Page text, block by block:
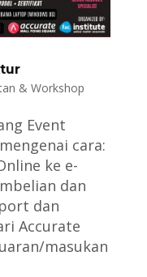
& Workshop
Event
cara:⁠
ke e-
dan
dan
Accurate
masukan